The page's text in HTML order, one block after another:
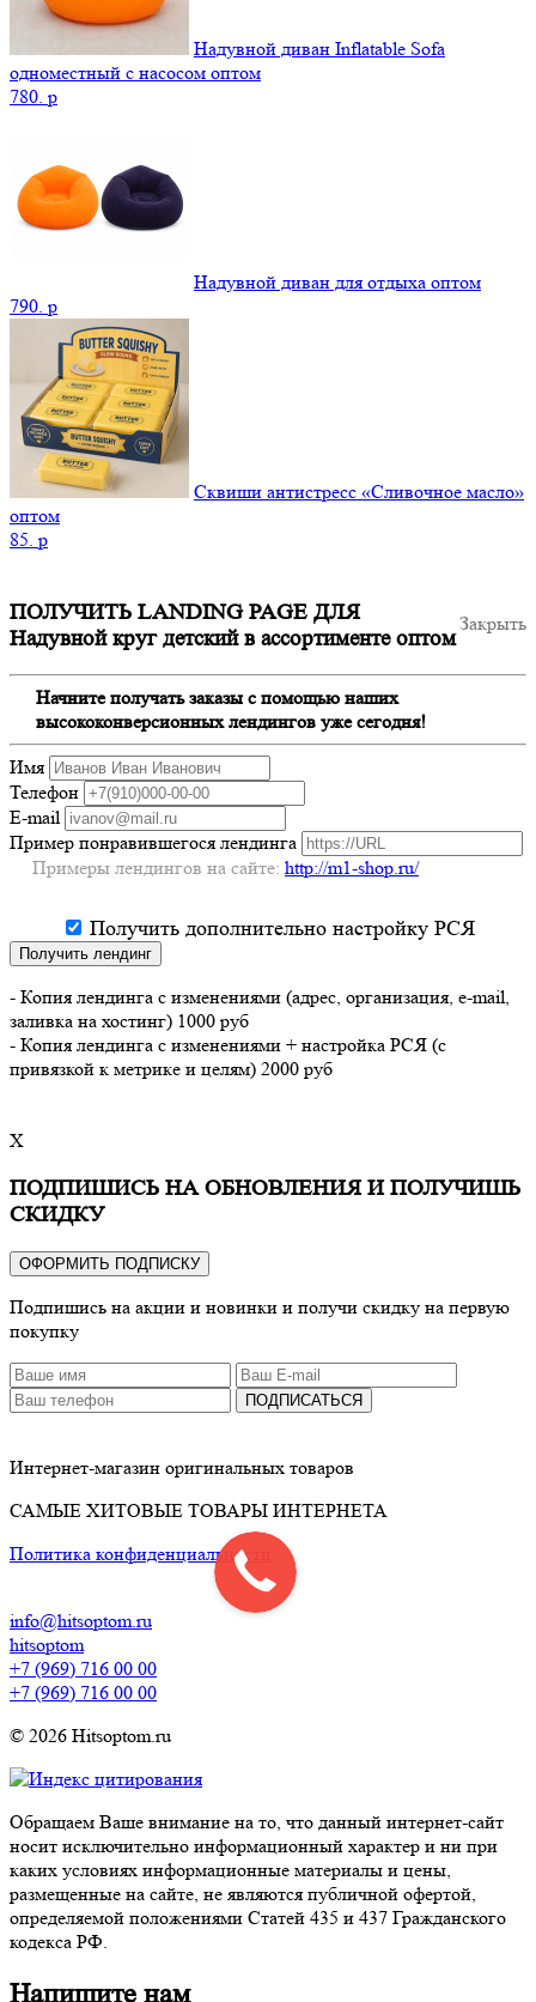
Надувной диван Inflatable Sofa
одноместный с насосом оптом
780. p
Надувной диван для отдыха оптом
790. p
Сквиши антистресс «Сливочное масло»
оптом
85. p
Закрыть
ПОЛУЧИТЬ LANDING PAGE ДЛЯ
Надувной круг детский в ассортименте оптом
Начните получать заказы с помощью наших
высококонверсионных лендингов уже сегодня!
Имя
Телефон
E-mail
Пример понравившегося лендинга
Примеры лендингов на сайте: http://m1-shop.ru/
Получить дополнительно настройку РСЯ
Получить лендинг
- Копия лендинга с изменениями (адрес, организация, e-mail,
заливка на хостинг) 1000 руб
- Копия лендинга с изменениями + настройка РСЯ (с
привязкой к метрике и целям) 2000 руб
X
ПОДПИШИСЬ НА ОБНОВЛЕНИЯ И ПОЛУЧИШЬ
СКИДКУ
ОФОРМИТЬ ПОДПИСКУ
Подпишись на акции и новинки и получи скидку на первую
покупку
ПОДПИСАТЬСЯ
Интернет-магазин оригинальных товаров
САМЫЕ ХИТОВЫЕ ТОВАРЫ ИНТЕРНЕТА
Политика конфиденциальности
info@hitsoptom.ru
hitsoptom
+7 (969) 716 00 00
+7 (969) 716 00 00
© 2026 Hitsoptom.ru
Обращаем Ваше внимание на то, что данный интернет-сайт
носит исключительно информационный характер и ни при
каких условиях информационные материалы и цены,
размещенные на сайте, не являются публичной офертой,
определяемой положениями Статей 435 и 437 Гражданского
кодекса РФ.
Напишите нам